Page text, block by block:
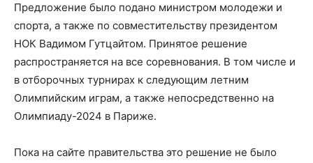
Предложение было подано министром молодежи и
спорта, а также по совместительству президентом
НОК Вадимом Гутцайтом. Принятое решение
распространяется на все соревнования. В том числе и
в отборочных турнирах к следующим летним
Олимпийским играм, а также непосредственно на
Олимпиаду-2024 в Париже.
Пока на сайте правительства это решение не было